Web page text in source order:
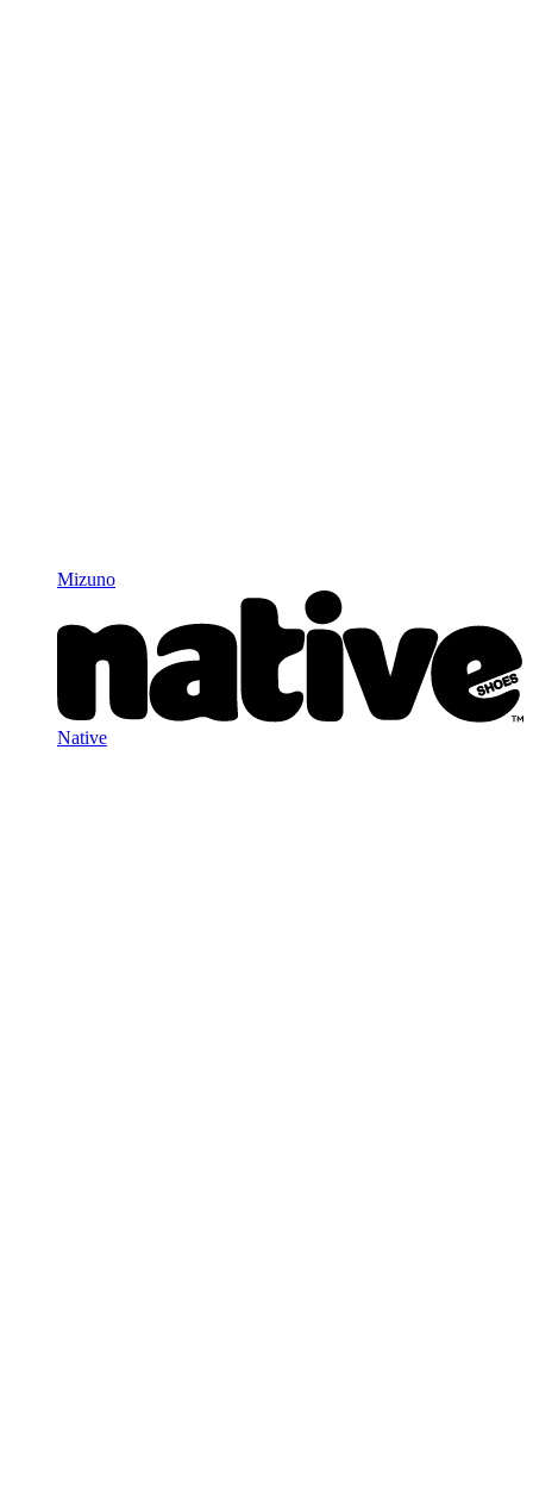
Mizuno
Native